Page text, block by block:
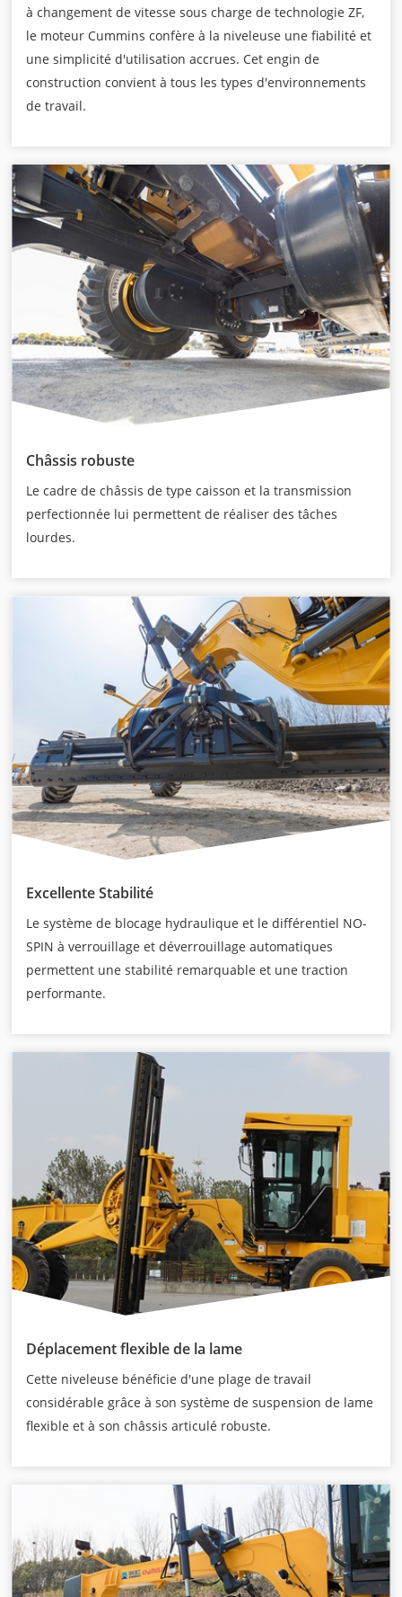
à changement de vitesse sous charge de technologie ZF,
le moteur Cummins confère à la niveleuse une fiabilité et
une simplicité d'utilisation accrues. Cet engin de
construction convient à tous les types d'environnements
de travail.
Châssis robuste
Le cadre de châssis de type caisson et la transmission
perfectionnée lui permettent de réaliser des tâches
lourdes.
Excellente Stabilité
Le système de blocage hydraulique et le différentiel NO-
SPIN à verrouillage et déverrouillage automatiques
permettent une stabilité remarquable et une traction
performante.
Déplacement flexible de la lame
Cette niveleuse bénéficie d'une plage de travail
considérable grâce à son système de suspension de lame
flexible et à son châssis articulé robuste.